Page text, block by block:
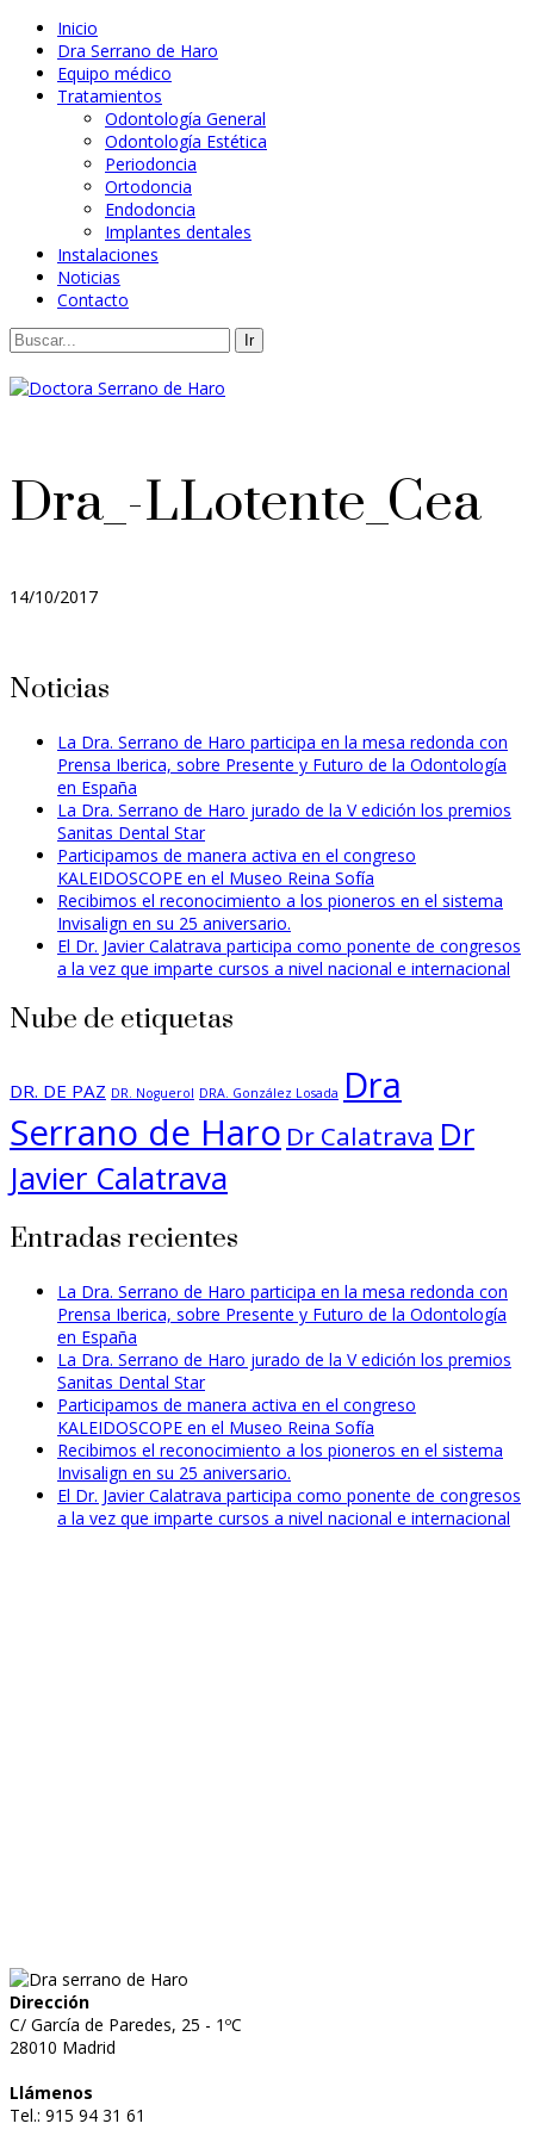
Inicio
Dra Serrano de Haro
Equipo médico
Tratamientos
Odontología General
Odontología Estética
Periodoncia
Ortodoncia
Endodoncia
Implantes dentales
Instalaciones
Noticias
Contacto
Dra_-LLotente_Cea
14/10/2017
Noticias
La Dra. Serrano de Haro participa en la mesa redonda con
Prensa Iberica, sobre Presente y Futuro de la Odontología
en España
La Dra. Serrano de Haro jurado de la V edición los premios
Sanitas Dental Star
Participamos de manera activa en el congreso
KALEIDOSCOPE en el Museo Reina Sofía
Recibimos el reconocimiento a los pioneros en el sistema
Invisalign en su 25 aniversario.
El Dr. Javier Calatrava participa como ponente de congresos
a la vez que imparte cursos a nivel nacional e internacional
Nube de etiquetas
DR. DE PAZ DR. Noguerol DRA. González Losada Dra
Serrano de Haro Dr Calatrava Dr
Javier Calatrava
Entradas recientes
La Dra. Serrano de Haro participa en la mesa redonda con
Prensa Iberica, sobre Presente y Futuro de la Odontología
en España
La Dra. Serrano de Haro jurado de la V edición los premios
Sanitas Dental Star
Participamos de manera activa en el congreso
KALEIDOSCOPE en el Museo Reina Sofía
Recibimos el reconocimiento a los pioneros en el sistema
Invisalign en su 25 aniversario.
El Dr. Javier Calatrava participa como ponente de congresos
a la vez que imparte cursos a nivel nacional e internacional
Dirección
C/ García de Paredes, 25 - 1ºC
28010 Madrid
Llámenos
Tel.: 915 94 31 61